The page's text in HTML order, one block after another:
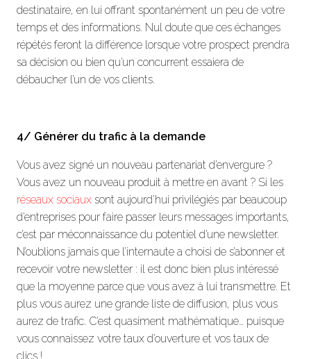
destinataire, en lui offrant spontanément un peu de votre
temps et des informations. Nul doute que ces échanges
répétés feront la différence lorsque votre prospect prendra
sa décision ou bien qu’un concurrent essaiera de
débaucher l’un de vos clients.
4/ Générer du trafic à la demande
Vous avez signé un nouveau partenariat d’envergure ?
Vous avez un nouveau produit à mettre en avant ? Si les
réseaux sociaux sont aujourd’hui privilégiés par beaucoup
d’entreprises pour faire passer leurs messages importants,
c’est par méconnaissance du potentiel d’une newsletter.
N’oublions jamais que l’internaute a choisi de s’abonner et
recevoir votre newsletter : il est donc bien plus intéressé
que la moyenne parce que vous avez à lui transmettre. Et
plus vous aurez une grande liste de diffusion, plus vous
aurez de trafic. C’est quasiment mathématique… puisque
vous connaissez votre taux d’ouverture et vos taux de
clics !